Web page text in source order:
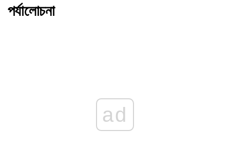
পর্যালোচনা
ad